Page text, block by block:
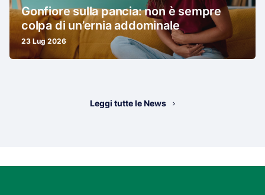
Gonfiore sulla pancia: non è sempre
colpa di un’ernia addominale
23 Lug 2026
Leggi tutte le News